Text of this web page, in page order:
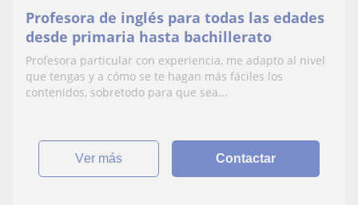
Profesora de inglés para todas las edades
desde primaria hasta bachillerato
Profesora particular con experiencia, me adapto al nivel
que tengas y a cómo se te hagan más fáciles los
contenidos, sobretodo para que sea...
ver más Contactar